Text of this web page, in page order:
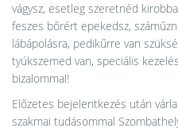
vágysz, esetleg szeretnéd
feszes bőrért epekedsz,
lábápolásra, pedikűrre van
tyúkszemed van, speciális
bizalommal!
Előzetes bejelentkezés után
szakmai tudásommal